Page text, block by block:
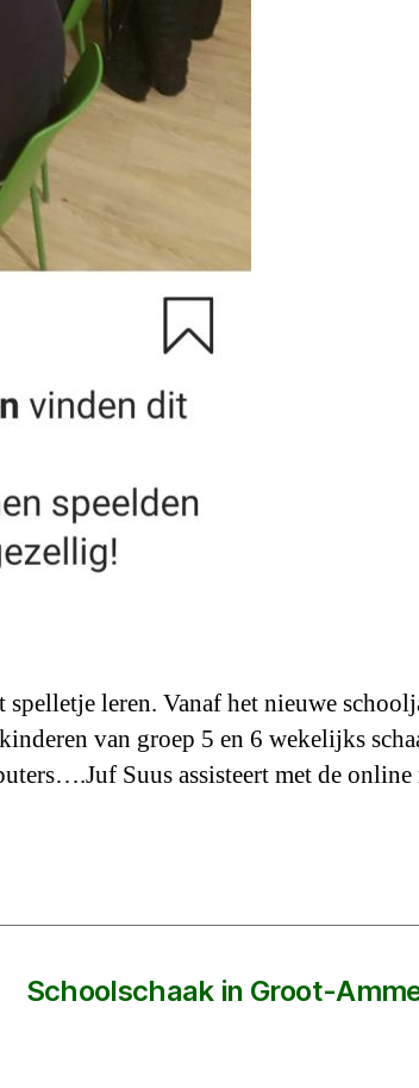
leren. Vanaf het nieuwe
van groep 5 en 6 wekelijks
Suus assisteert met de online
Schoolschaak in Groot-